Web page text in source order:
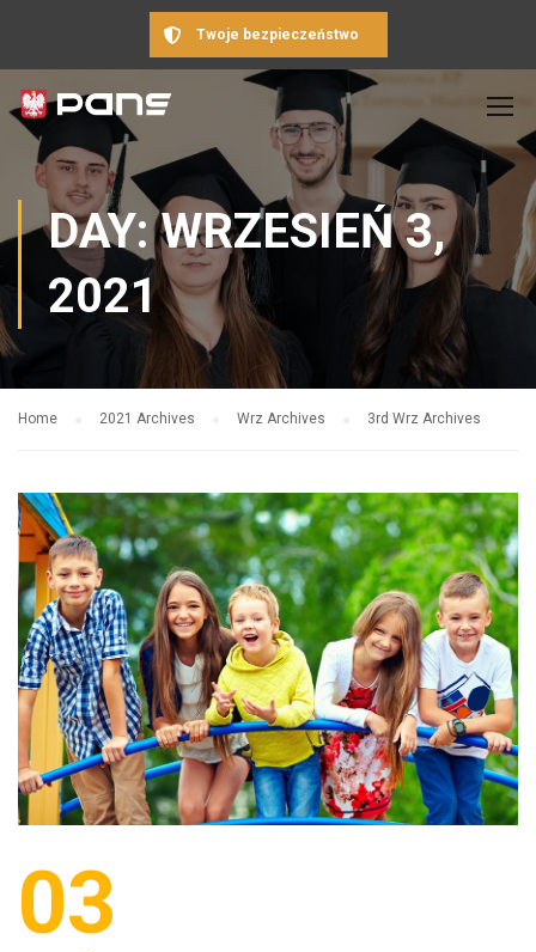
Twoje bezpieczeństwo
DAY: WRZESIEŃ 3,
2021
Home 2021 Archives Wrz Archives 3rd Wrz Archives
03